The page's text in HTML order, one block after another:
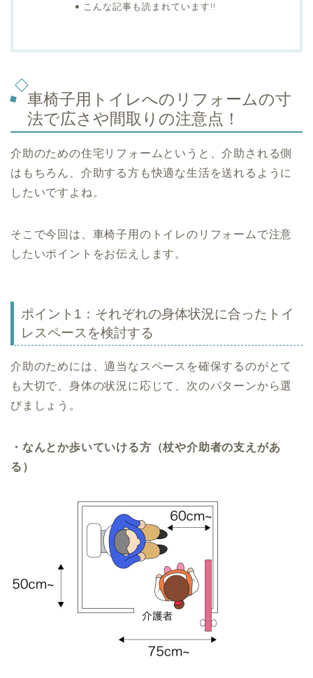
こんな記事も読まれています!!
車椅子用トイレへのリフォームの寸
法で広さや間取りの注意点！
介助のための住宅リフォームというと、介助される側
はもちろん、介助する方も快適な生活を送れるように
したいですよね。
そこで今回は、車椅子用のトイレのリフォームで注意
したいポイントをお伝えします。
ポイント1：それぞれの身体状況に合ったトイ
レスペースを検討する
介助のためには、適当なスペースを確保するのがとて
も大切で、身体の状況に応じて、次のパターンから選
びましょう。
・なんとか歩いていける方（杖や介助者の支えがあ
る）